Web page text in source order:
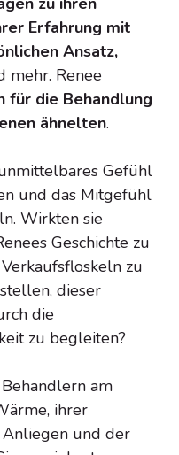
Erfahrung mit
Ansatz,
mehr. Renee
für die Behandlung
ähnelten.
Gefühl
und das Mitgefühl
Wirkten sie
Geschichte zu
zu
dieser
die
zu begleiten?
am
ihrer
Anliegen und der